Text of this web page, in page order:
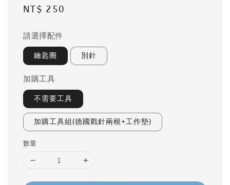
Regular
NT$ 250
請選擇配件
鑰匙圈 別針
加購工具
不需要工具
加購工具組(德國戳針兩根+工作墊)
數量